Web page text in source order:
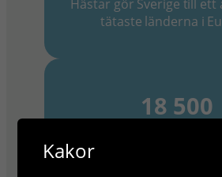
Hästar gör Sverige till ett
tätaste länderna i
18 500
Kakor